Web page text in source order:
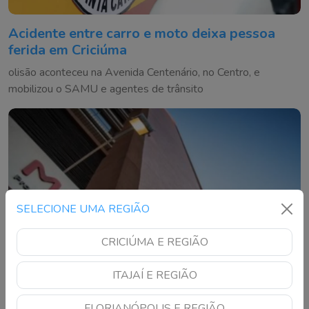
SELECIONE UMA REGIÃO
CRICIÚMA E REGIÃO
ITAJAÍ E REGIÃO
Acidente entre carro e moto deixa pessoa
ferida em Criciúma
olisão aconteceu na Avenida Centenário, no Centro, e
mobilizou o SAMU e agentes de trânsito